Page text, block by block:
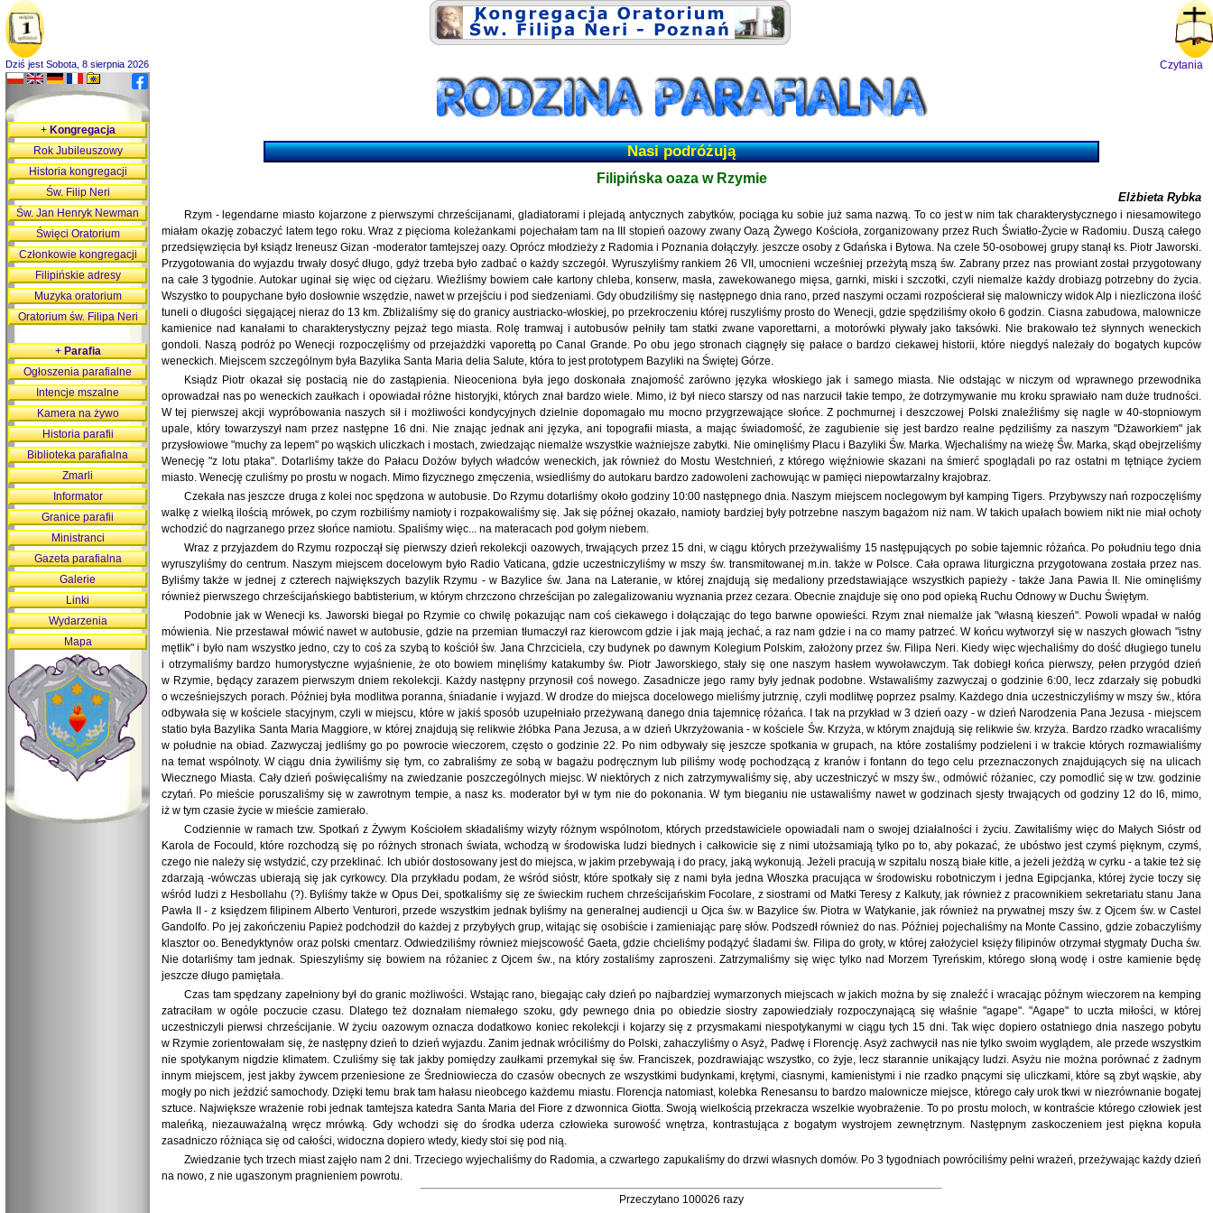
Dziś jest Sobota, 8 sierpnia 2026 Czytania
Nasi podróżują
Filipińska oaza w Rzymie
Elżbieta Rybka
Rzym - legendarne miasto kojarzone z pierwszymi chrześcijanami, gladiatorami i plejadą antycznych zabytków, pociąga ku sobie już sama nazwą. To co jest w nim tak charakterystycznego i niesamowitego
miałam okazję zobaczyć latem tego roku. Wraz z pięcioma koleżankami pojechałam tam na III stopień oazowy zwany Oazą Żywego Kościoła, zorganizowany przez Ruch Światło-Życie w Radomiu. Duszą całego
przedsięwzięcia był ksiądz Ireneusz Gizan -moderator tamtejszej oazy. Oprócz młodzieży z Radomia i Poznania dołączyły. jeszcze osoby z Gdańska i Bytowa. Na czele 50-osobowej grupy stanął ks. Piotr Jaworski.
Przygotowania do wyjazdu trwały dosyć długo, gdyż trzeba było zadbać o każdy szczegół. Wyruszyliśmy rankiem 26 VII, umocnieni wcześniej przeżytą mszą św. Zabrany przez nas prowiant został przygotowany
na całe 3 tygodnie. Autokar uginał się więc od ciężaru. Wieźliśmy bowiem całe kartony chleba, konserw, masła, zawekowanego mięsa, garnki, miski i szczotki, czyli niemalże każdy drobiazg potrzebny do życia.
Wszystko to poupychane było dosłownie wszędzie, nawet w przejściu i pod siedzeniami. Gdy obudziliśmy się następnego dnia rano, przed naszymi oczami rozpościerał się malowniczy widok Alp i niezliczona ilość
tuneli o długości sięgającej nieraz do 13 km. Zbliżaliśmy się do granicy austriacko-włoskiej, po przekroczeniu której ruszyliśmy prosto do Wenecji, gdzie spędziliśmy około 6 godzin. Ciasna zabudowa, malownicze
kamienice nad kanałami to charakterystyczny pejzaż tego miasta. Rolę tramwaj i autobusów pełniły tam statki zwane vaporettarni, a motorówki pływały jako taksówki. Nie brakowało też słynnych weneckich
gondoli. Naszą podróż po Wenecji rozpoczęliśmy od przejażdżki vaporettą po Canal Grande. Po obu jego stronach ciągnęły się pałace o bardzo ciekawej historii, które niegdyś należały do bogatych kupców
weneckich. Miejscem szczególnym była Bazylika Santa Maria delia Salute, która to jest prototypem Bazyliki na Świętej Górze.
Ksiądz Piotr okazał się postacią nie do zastąpienia. Nieoceniona była jego doskonała znajomość zarówno języka włoskiego jak i samego miasta. Nie odstając w niczym od wprawnego przewodnika
oprowadzał nas po weneckich zaułkach i opowiadał różne historyjki, których znał bardzo wiele. Mimo, iż był nieco starszy od nas narzucił takie tempo, że dotrzymywanie mu kroku sprawiało nam duże trudności.
W tej pierwszej akcji wypróbowania naszych sił i możliwości kondycyjnych dzielnie dopomagało mu mocno przygrzewające słońce. Z pochmurnej i deszczowej Polski znaleźliśmy się nagle w 40-stopniowym
upale, który towarzyszył nam przez następne 16 dni. Nie znając jednak ani języka, ani topografii miasta, a mając świadomość, że zagubienie się jest bardzo realne pędziliśmy za naszym "Dżaworkiem" jak
przysłowiowe "muchy za lepem" po wąskich uliczkach i mostach, zwiedzając niemalże wszystkie ważniejsze zabytki. Nie ominęliśmy Placu i Bazyliki Św. Marka. Wjechaliśmy na wieżę Św. Marka, skąd obejrzeliśmy
Wenecję "z lotu ptaka". Dotarliśmy także do Pałacu Dożów byłych władców weneckich, jak również do Mostu Westchnień, z którego więźniowie skazani na śmierć spoglądali po raz ostatni m tętniące życiem
miasto. Wenecję czuliśmy po prostu w nogach. Mimo fizycznego zmęczenia, wsiedliśmy do autokaru bardzo zadowoleni zachowując w pamięci niepowtarzalny krajobraz.
Czekała nas jeszcze druga z kolei noc spędzona w autobusie. Do Rzymu dotarliśmy około godziny 10:00 następnego dnia. Naszym miejscem noclegowym był kamping Tigers. Przybywszy nań rozpoczęliśmy
walkę z wielką ilością mrówek, po czym rozbiliśmy namioty i rozpakowaliśmy się. Jak się późnej okazało, namioty bardziej były potrzebne naszym bagażom niż nam. W takich upałach bowiem nikt nie miał ochoty
wchodzić do nagrzanego przez słońce namiotu. Spaliśmy więc... na materacach pod gołym niebem.
Wraz z przyjazdem do Rzymu rozpoczął się pierwszy dzień rekolekcji oazowych, trwających przez 15 dni, w ciągu których przeżywaliśmy 15 następujących po sobie tajemnic różańca. Po południu tego dnia
wyruszyliśmy do centrum. Naszym miejscem docelowym było Radio Vaticana, gdzie uczestniczyliśmy w mszy św. transmitowanej m.in. także w Polsce. Cała oprawa liturgiczna przygotowana została przez nas.
Byliśmy także w jednej z czterech największych bazylik Rzymu - w Bazylice św. Jana na Lateranie, w której znajdują się medaliony przedstawiające wszystkich papieży - także Jana Pawia II. Nie ominęliśmy
również pierwszego chrześcijańskiego babtisterium, w którym chrzczono chrześcijan po zalegalizowaniu wyznania przez cezara. Obecnie znajduje się ono pod opieką Ruchu Odnowy w Duchu Świętym.
Podobnie jak w Wenecji ks. Jaworski biegał po Rzymie co chwilę pokazując nam coś ciekawego i dołączając do tego barwne opowieści. Rzym znał niemalże jak "własną kieszeń". Powoli wpadał w nałóg
mówienia. Nie przestawał mówić nawet w autobusie, gdzie na przemian tłumaczył raz kierowcom gdzie i jak mają jechać, a raz nam gdzie i na co mamy patrzeć. W końcu wytworzył się w naszych głowach "istny
mętlik" i było nam wszystko jedno, czy to coś za szybą to kościół św. Jana Chrzciciela, czy budynek po dawnym Kolegium Polskim, założony przez św. Filipa Neri. Kiedy więc wjechaliśmy do dość długiego tunelu
i otrzymaliśmy bardzo humorystyczne wyjaśnienie, że oto bowiem minęliśmy katakumby św. Piotr Jaworskiego, stały się one naszym hasłem wywoławczym. Tak dobiegł końca pierwszy, pełen przygód dzień
w Rzymie, będący zarazem pierwszym dniem rekolekcji. Każdy następny przynosił coś nowego. Zasadnicze jego ramy były jednak podobne. Wstawaliśmy zazwyczaj o godzinie 6:00, lecz zdarzały się pobudki
o wcześniejszych porach. Później była modlitwa poranna, śniadanie i wyjazd. W drodze do miejsca docelowego mieliśmy jutrznię, czyli modlitwę poprzez psalmy. Każdego dnia uczestniczyliśmy w mszy św., która
odbywała się w kościele stacyjnym, czyli w miejscu, które w jakiś sposób uzupełniało przeżywaną danego dnia tajemnicę różańca. I tak na przykład w 3 dzień oazy - w dzień Narodzenia Pana Jezusa - miejscem
statio była Bazylika Santa Maria Maggiore, w której znajdują się relikwie żłóbka Pana Jezusa, a w dzień Ukrzyżowania - w kościele Św. Krzyża, w którym znajdują się relikwie św. krzyża. Bardzo rzadko wracaliśmy
w południe na obiad. Zazwyczaj jedliśmy go po powrocie wieczorem, często o godzinie 22. Po nim odbywały się jeszcze spotkania w grupach, na które zostaliśmy podzieleni i w trakcie których rozmawialiśmy
na temat wspólnoty. W ciągu dnia żywiliśmy się tym, co zabraliśmy ze sobą w bagażu podręcznym lub piliśmy wodę pochodzącą z kranów i fontann do tego celu przeznaczonych znajdujących się na ulicach
Wiecznego Miasta. Cały dzień poświęcaliśmy na zwiedzanie poszczególnych miejsc. W niektórych z nich zatrzymywaliśmy się, aby uczestniczyć w mszy św., odmówić różaniec, czy pomodlić się w tzw. godzinie
czytań. Po mieście poruszaliśmy się w zawrotnym tempie, a nasz ks. moderator był w tym nie do pokonania. W tym bieganiu nie ustawaliśmy nawet w godzinach sjesty trwających od godziny 12 do l6, mimo,
iż w tym czasie życie w mieście zamierało.
Codziennie w ramach tzw. Spotkań z Żywym Kościołem składaliśmy wizyty różnym wspólnotom, których przedstawiciele opowiadali nam o swojej działalności i życiu. Zawitaliśmy więc do Małych Sióstr od
Karola de Focould, które rozchodzą się po różnych stronach świata, wchodzą w środowiska ludzi biednych i całkowicie się z nimi utożsamiają tylko po to, aby pokazać, że ubóstwo jest czymś pięknym, czymś,
czego nie należy się wstydzić, czy przeklinać. Ich ubiór dostosowany jest do miejsca, w jakim przebywają i do pracy, jaką wykonują. Jeżeli pracują w szpitalu noszą białe kitle, a jeżeli jeżdżą w cyrku - a takie też się
zdarzają -wówczas ubierają się jak cyrkowcy. Dla przykładu podam, że wśród sióstr, które spotkały się z nami była jedna Włoszka pracująca w środowisku robotniczym i jedna Egipcjanka, której życie toczy się
wśród ludzi z Hesbollahu (?). Byliśmy także w Opus Dei, spotkaliśmy się ze świeckim ruchem chrześcijańskim Focolare, z siostrami od Matki Teresy z Kalkuty, jak również z pracownikiem sekretariatu stanu Jana
Pawła II - z księdzem filipinem Alberto Venturori, przede wszystkim jednak byliśmy na generalnej audiencji u Ojca św. w Bazylice św. Piotra w Watykanie, jak również na prywatnej mszy św. z Ojcem św. w Castel
Gandolfo. Po jej zakończeniu Papież podchodził do każdej z przybyłych grup, witając się osobiście i zamieniając parę słów. Podszedł również do nas. Później pojechaliśmy na Monte Cassino, gdzie zobaczyliśmy
klasztor oo. Benedyktynów oraz polski cmentarz. Odwiedziliśmy również miejscowość Gaeta, gdzie chcieliśmy podążyć śladami św. Filipa do groty, w której założyciel księży filipinów otrzymał stygmaty Ducha św.
Nie dotarliśmy tam jednak. Spieszyliśmy się bowiem na różaniec z Ojcem św., na który zostaliśmy zaproszeni. Zatrzymaliśmy się więc tylko nad Morzem Tyreńskim, którego słoną wodę i ostre kamienie będę
jeszcze długo pamiętała.
Czas tam spędzany zapełniony był do granic możliwości. Wstając rano, biegając cały dzień po najbardziej wymarzonych miejscach w jakich można by się znaleźć i wracając późnym wieczorem na kemping
zatraciłam w ogóle poczucie czasu. Dlatego też doznałam niemałego szoku, gdy pewnego dnia po obiedzie siostry zapowiedziały rozpoczynającą się właśnie "agape". "Agape" to uczta miłości, w której
uczestniczyli pierwsi chrześcijanie. W życiu oazowym oznacza dodatkowo koniec rekolekcji i kojarzy się z przysmakami niespotykanymi w ciągu tych 15 dni. Tak więc dopiero ostatniego dnia naszego pobytu
w Rzymie zorientowałam się, że następny dzień to dzień wyjazdu. Zanim jednak wróciliśmy do Polski, zahaczyliśmy o Asyż, Padwę i Florencję. Asyż zachwycił nas nie tylko swoim wyglądem, ale przede wszystkim
nie spotykanym nigdzie klimatem. Czuliśmy się tak jakby pomiędzy zaułkami przemykał się św. Franciszek, pozdrawiając wszystko, co żyje, lecz starannie unikający ludzi. Asyżu nie można porównać z żadnym
innym miejscem, jest jakby żywcem przeniesione ze Średniowiecza do czasów obecnych ze wszystkimi budynkami, krętymi, ciasnymi, kamienistymi i nie rzadko pnącymi się uliczkami, które są zbyt wąskie, aby
mogły po nich jeździć samochody. Dzięki temu brak tam hałasu nieobcego każdemu miastu. Florencja natomiast, kolebka Renesansu to bardzo malownicze miejsce, którego cały urok tkwi w niezrównanie bogatej
sztuce. Największe wrażenie robi jednak tamtejsza katedra Santa Maria del Fiore z dzwonnica Giotta. Swoją wielkością przekracza wszelkie wyobrażenie. To po prostu moloch, w kontraście którego człowiek jest
maleńką, niezauważalną wręcz mrówką. Gdy wchodzi się do środka uderza człowieka surowość wnętrza, kontrastująca z bogatym wystrojem zewnętrznym. Następnym zaskoczeniem jest piękna kopuła
zasadniczo różniąca się od całości, widoczna dopiero wtedy, kiedy stoi się pod nią.
Zwiedzanie tych trzech miast zajęło nam 2 dni. Trzeciego wyjechaliśmy do Radomia, a czwartego zapukaliśmy do drzwi własnych domów. Po 3 tygodniach powróciliśmy pełni wrażeń, przeżywając każdy dzień
na nowo, z nie ugaszonym pragnieniem powrotu.
Przeczytano 100026 razy
+Kongregacja
Rok Jubileuszowy
Historia kongregacji
Św. Filip Neri
Św. Jan Henryk Newman
Święci Oratorium
Członkowie kongregacji
Filipińskie adresy
Muzyka oratorium
Oratorium św. Filipa Neri
+Parafia
Ogłoszenia parafialne
Intencje mszalne
Kamera na żywo
Historia parafii
Biblioteka parafialna
Zmarli
Informator
Granice parafii
Ministranci
Gazeta parafialna
Galerie
Linki
Wydarzenia
Mapa